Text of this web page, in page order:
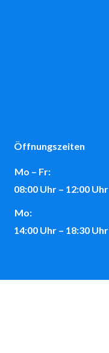
Öffnungszeiten
Mo – Fr:
08:00 Uhr – 12:00 Uhr
Mo:
14:00 Uhr – 18:30 Uhr